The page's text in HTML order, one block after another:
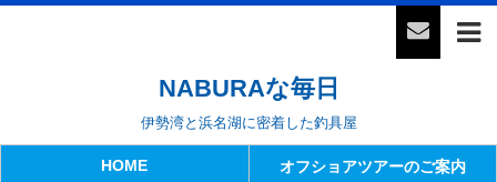
NABURAな毎日
伊勢湾と浜名湖に密着した釣具屋
HOME オフショアツアーのご案内